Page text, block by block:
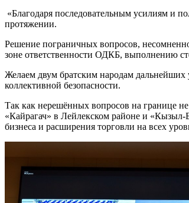
«Благодаря последовательным усилиям и
протяжении.
Решение пограничных вопросов,
зоне ответственности ОДКБ, выполнению
Желаем двум братским народам
коллективной безопасности.
Так как нерешённых вопросов на границе
«Кайрагач» в Лейлекском районе и
бизнеса и расширения торговли на всех